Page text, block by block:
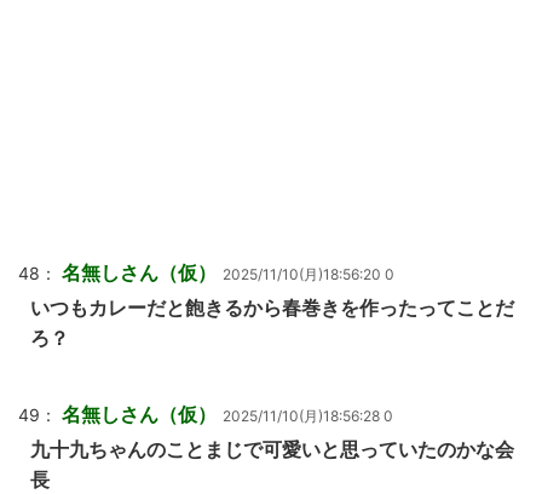
48： 名無しさん（仮） 2025/11/10(月)18:56:20 0
いつもカレーだと飽きるから春巻きを作ったってことだ
ろ？
49： 名無しさん（仮） 2025/11/10(月)18:56:28 0
九十九ちゃんのことまじで可愛いと思っていたのかな会
長